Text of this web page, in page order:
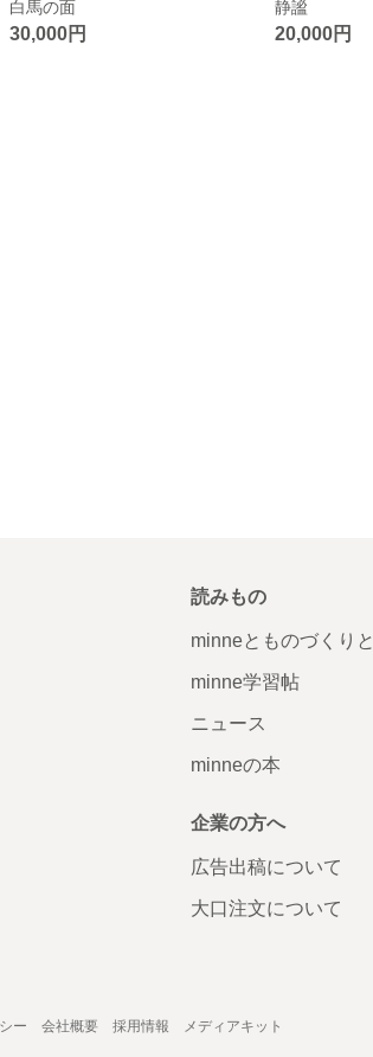
白馬の面
30,000円
静謐
20,000円
読みもの
minneとものづくりと
minne学習帖
ニュース
minneの本
企業の方へ
広告出稿について
大口注文について
ー 会社概要 採用情報 メディアキット